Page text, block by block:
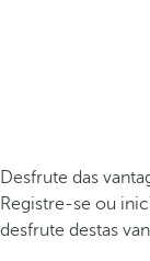
Desfrute das
Registre-se ou
desfrute destas